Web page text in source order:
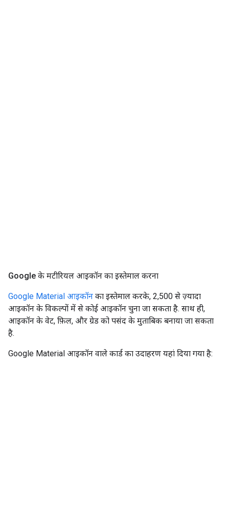
Google के मटीरियल आइकॉन का इस्तेमाल करना
Google Material आइकॉन का इस्तेमाल करके, 2,500 से ज़्यादा
आइकॉन के विकल्पों में से कोई आइकॉन चुना जा सकता है. साथ ही,
आइकॉन के वेट, फ़िल, और ग्रेड को पसंद के मुताबिक बनाया जा सकता
है.
Google Material आइकॉन वाले कार्ड का उदाहरण यहां दिया गया है: